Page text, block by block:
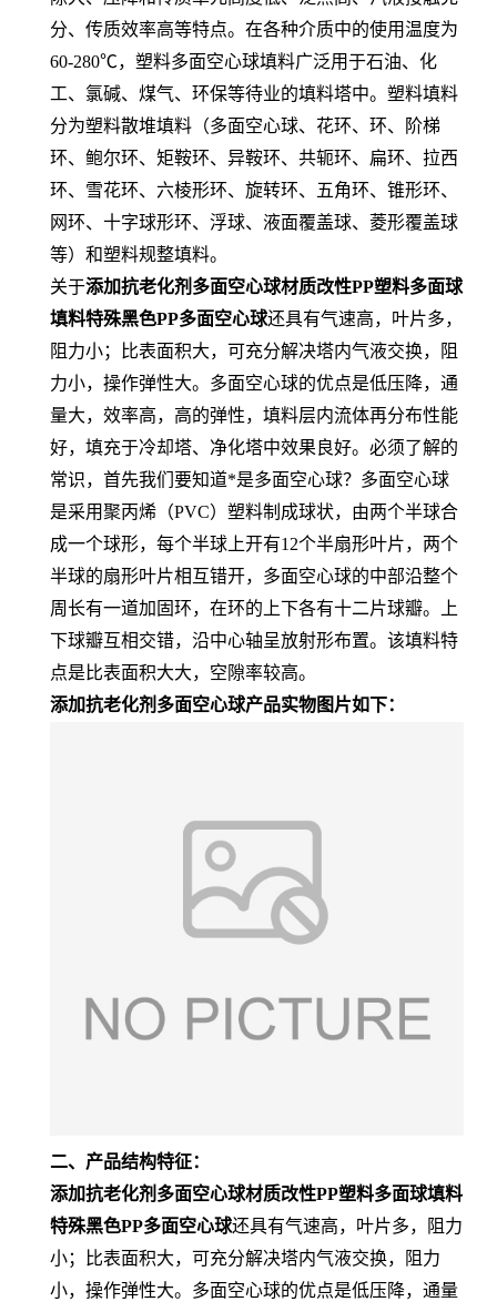
分、传质效率高等特点。在各种介质中的使用温度为
60-280℃，塑料多面空心球填料广泛用于石油、化
工、氯碱、煤气、环保等待业的填料塔中。塑料填料
分为塑料散堆填料（多面空心球、花环、环、阶梯
环、鲍尔环、矩鞍环、异鞍环、共轭环、扁环、拉西
环、雪花环、六棱形环、旋转环、五角环、锥形环、
网环、十字球形环、浮球、液面覆盖球、菱形覆盖球
等）和塑料规整填料。
关于添加抗老化剂多面空心球材质改性PP塑料多面球
填料特殊黑色PP多面空心球还具有气速高，叶片多，
阻力小；比表面积大，可充分解决塔内气液交换，阻
力小，操作弹性大。多面空心球的优点是低压降，通
量大，效率高，高的弹性，填料层内流体再分布性能
好，填充于冷却塔、净化塔中效果良好。必须了解的
常识，首先我们要知道*是多面空心球？多面空心球
是采用聚丙烯（PVC）塑料制成球状，由两个半球合
成一个球形，每个半球上开有12个半扇形叶片，两个
半球的扇形叶片相互错开，多面空心球的中部沿整个
周长有一道加固环，在环的上下各有十二片球瓣。上
下球瓣互相交错，沿中心轴呈放射形布置。该填料特
点是比表面积大大，空隙率较高。
添加抗老化剂多面空心球产品实物图片如下：
二、产品结构特征：
添加抗老化剂多面空心球材质改性PP塑料多面球填料
特殊黑色PP多面空心球还具有气速高，叶片多，阻力
小；比表面积大，可充分解决塔内气液交换，阻力
小，操作弹性大。多面空心球的优点是低压降，通量